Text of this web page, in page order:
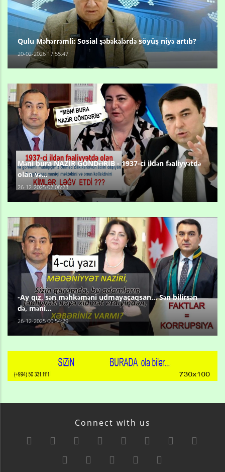
Qulu Məhərrəmli: Sosial şəbəkələrdə söyüş niyə artıb?
20-02-2026 17:55:47
Məni bura NAZİR GÖNDƏRİB - 1937-ci ildən fəaliyyətdə
olan və...
26-12-2025 02:08:23
-Ay qız, sən məhkəməni udmayacaqsan... Sən bilirsən
də, məni...
26-12-2025 00:54:29
Connect with us